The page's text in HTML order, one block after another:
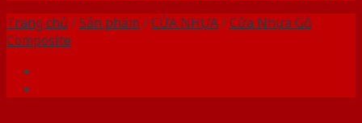
Trang chủ /Sản phẩm /CỬA NHỰA/Cửa Nhựa Gỗ
Composite